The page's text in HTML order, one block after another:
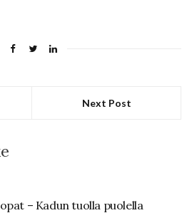
Next Post
– Kadun tuolla puolella